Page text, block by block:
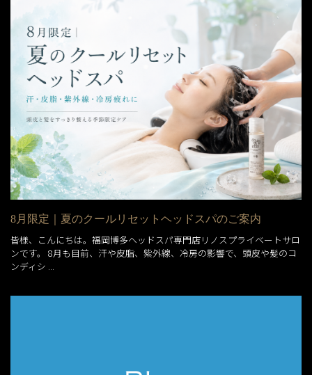
8月限定｜夏のクールリセットヘッドスパのご案内
皆様、こんにちは。福岡博多ヘッドスパ専門店リノスプライベートサロ
ンです。 8月も目前、汗や皮脂、紫外線、冷房の影響で、頭皮や髪のコ
ンディシ ...